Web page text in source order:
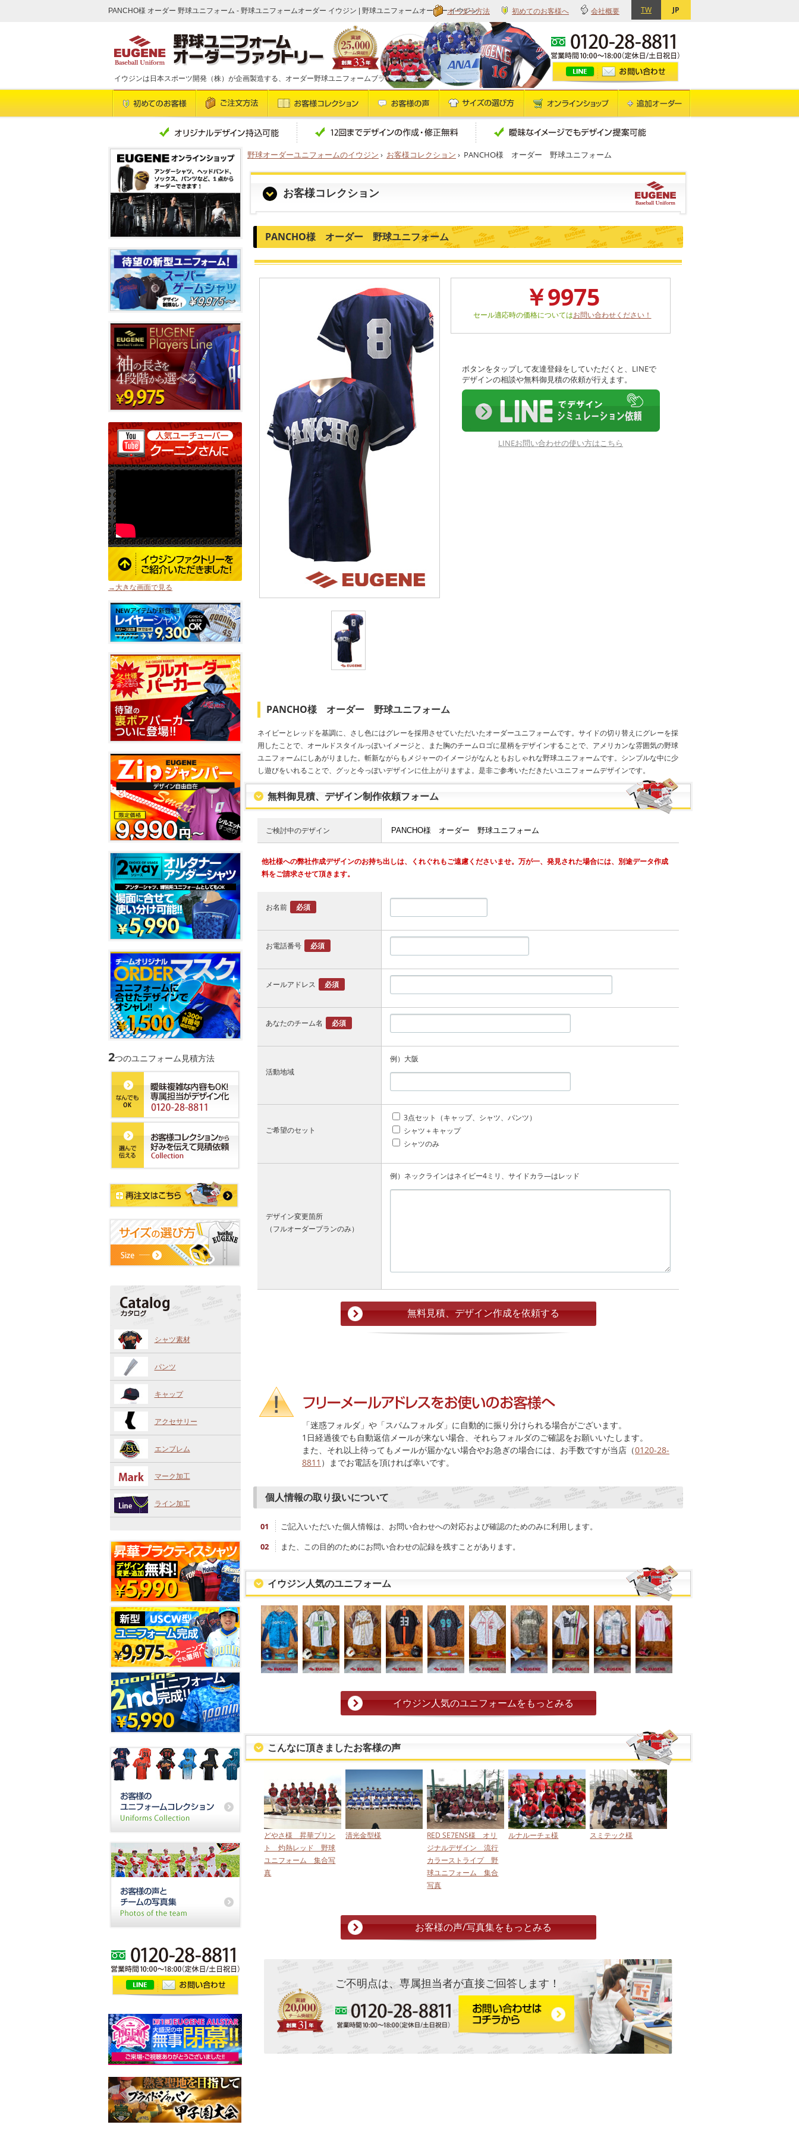
PANCHO様 オーダー 野球ユニフォーム - 野球ユニフォームオーダー イウジン | 野球ユニフォームオーダー イウジン 会社概要
初めてのお客様へ
オーダー方法 TW JP
イウジンは日本スポーツ開発（株）が企画製造する、オーダー野球ユニフォームブランドです
野球オーダーユニフォームのイウジン › お客様コレクション › PANCHO様 オーダー 野球ユニフォーム
お客様コレクション
PANCHO様 オーダー 野球ユニフォーム
￥9975
セール適応時の価格についてはお問い合わせください！
ボタンをタップして友達登録をしていただくと、LINEで
デザインの相談や無料御見積の依頼が行えます。
LINEお問い合わせの使い方はこちら
PANCHO様 オーダー 野球ユニフォーム
ネイビーとレッドを基調に、さし色にはグレーを採用させていただいたオーダーユニフォームです。サイドの切り替えにグレーを採
用したことで、オールドスタイルっぽいイメージと、また胸のチームロゴに星柄をデザインすることで、アメリカンな雰囲気の野球
ユニフォームにしあがりました。斬新ながらもメジャーのイメージがなんともおしゃれな野球ユニフォームです。シンプルな中に少
し遊びをいれることで、グッと今っぽいデザインに仕上がりますよ。是非ご参考いただきたいユニフォームデザインです。
無料御見積、デザイン制作依頼フォーム
ご検討中のデザイン
他社様への弊社作成デザインのお持ち出しは、くれぐれもご遠慮くださいませ。万が一、発見された場合には、別途データ作成
料をご請求させて頂きます。
お名前 必須
お電話番号 必須
メールアドレス 必須
あなたのチーム名 必須
活動地域
例）大阪
ご希望のセット
3点セット（キャップ、シャツ、パンツ）
シャツ＋キャップ
シャツのみ
デザイン変更箇所
（フルオーダープランのみ）
例）ネックラインはネイビー4ミリ、サイドカラ―はレッド
「迷惑フォルダ」や「スパムフォルダ」に自動的に振り分けられる場合がございます。
1日経過後でも自動返信メールが来ない場合、それらフォルダのご確認をお願いいたします。
また、それ以上待ってもメールが届かない場合やお急ぎの場合には、お手数ですが当店（0120-28-
8811 ）までお電話を頂ければ幸いです。
個人情報の取り扱いについて
ご記入いただいた個人情報は、お問い合わせへの対応および確認のためのみに利用します。
また、この目的のためにお問い合わせの記録を残すことがあります。
イウジン人気のユニフォーム
イウジン人気のユニフォームをもっとみる
こんなに頂きましたお客様の声
どやさ様 昇華プリン
ト 灼熱レッド 野球
ユニフォーム 集合写
真
清光金型様
RED SE7ENS様 オリ
ジナルデザイン 流行
カラーストライプ 野
球ユニフォーム 集合
写真
ルナルーチェ様 スミテック様
お客様の声/写真集をもっとみる
ご不明点は、専属担当者が直接ご回答します！
→大きな画面で見る
2つのユニフォーム見積方法
シャツ素材
パンツ
キャップ
アクセサリー
エンブレム
マーク加工
ライン加工